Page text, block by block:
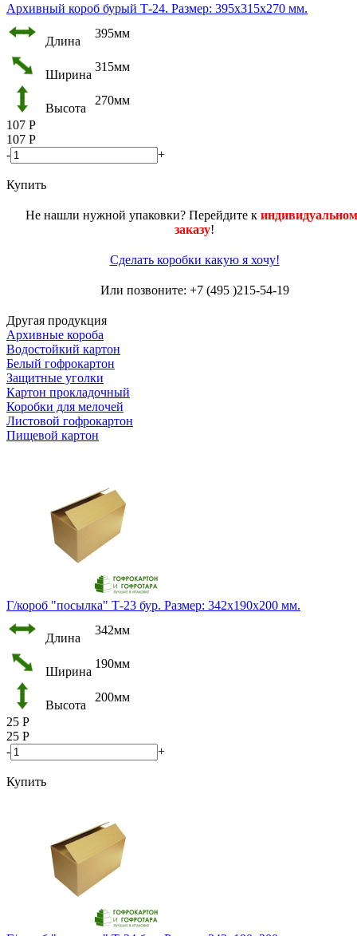
Архивный короб бурый Т-24. Размер: 395х315х270 мм.
Длина
395мм
Ширина
315мм
Высота
270мм
107 Р
107 Р
-
+
Купить
Не нашли нужной упаковки? Перейдите к
заказу!
Сделать коробки какую я хочу!
Или позвоните: +7 (495 )215-54-19
Другая продукция
Архивные короба
Водостойкий картон
Белый гофрокартон
Защитные уголки
Картон прокладочный
Коробки для мелочей
Листовой гофрокартон
Пищевой картон
Г/короб "посылка" Т-23 бур. Размер: 342х190х200 мм.
Длина
342мм
Ширина
190мм
Высота
200мм
25 Р
25 Р
-
+
Купить